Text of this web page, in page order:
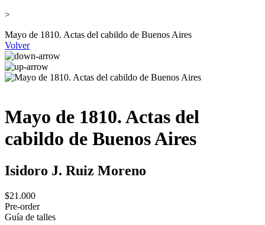
>
Mayo de 1810. Actas del cabildo de Buenos Aires
Volver
Mayo de 1810. Actas del
cabildo de Buenos Aires
Isidoro J. Ruiz Moreno
$21.000
Pre-order
Guía de talles